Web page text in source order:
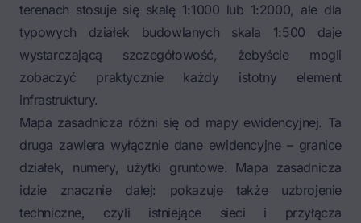
terenach stosuje się skalę 1:1000 lub 1:2000, ale dla
typowych działek budowlanych skala 1:500 daje
wystarczającą szczegółowość, żebyście mogli
zobaczyć praktycznie każdy istotny element
infrastruktury.
Mapa zasadnicza różni się od mapy ewidencyjnej. Ta
druga zawiera wyłącznie dane ewidencyjne – granice
działek, numery, użytki gruntowe. Mapa zasadnicza
idzie znacznie dalej: pokazuje także uzbrojenie
techniczne, czyli istniejące sieci i przyłącza